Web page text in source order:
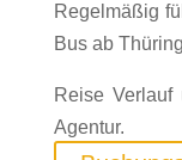
Regelmäßig
Bus ab
Reise
Agentur.